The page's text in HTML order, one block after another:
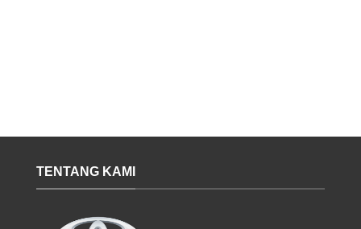
TENTANG KAMI